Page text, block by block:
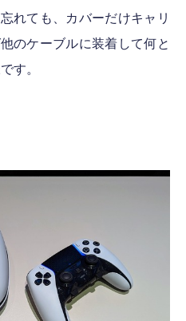
れても、カバーだけキャリ
のケーブルに装着して何と
す。